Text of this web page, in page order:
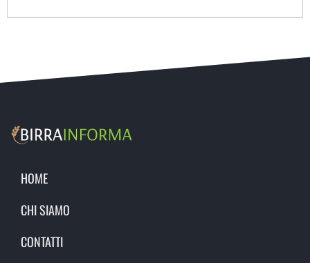
HOME
CHI SIAMO
CONTATTI